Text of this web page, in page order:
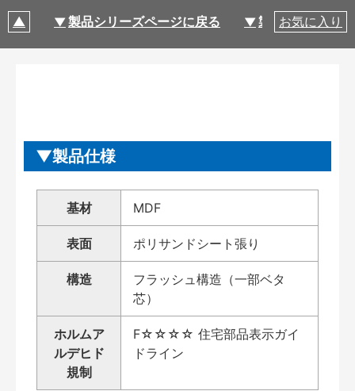
製品シリーズページに戻る 製品仕様
お気に入り
製品仕様
基材 MDF
表面 ポリサンドシート張り
構造
フラッシュ構造（一部ベタ
芯）
ホルムア
ルデヒド
規制
F☆☆☆☆ 住宅部品表示ガイ
ドライン